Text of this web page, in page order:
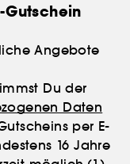
Gutschein
Angebote
Du der
Daten
per E-
16 Jahre